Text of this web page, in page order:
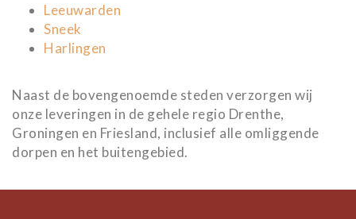
Leeuwarden
Sneek
Harlingen
Naast de bovengenoemde steden verzorgen wij
onze leveringen in de gehele regio Drenthe,
Groningen en Friesland, inclusief alle omliggende
dorpen en het buitengebied.